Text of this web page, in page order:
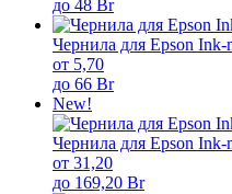
до 48 Br
Чернила для Epson
от 5,70
до 66 Br
New!
Чернила для Epson
от 31,20
до 169,20 Br